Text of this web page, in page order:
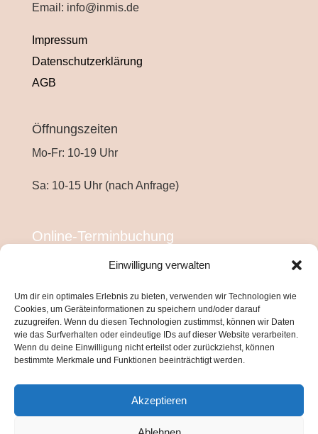
Einwilligung verwalten
Um dir ein optimales Erlebnis zu bieten, verwenden wir Technologien wie
Cookies, um Geräteinformationen zu speichern und/oder darauf
zuzugreifen. Wenn du diesen Technologien zustimmst, können wir Daten
wie das Surfverhalten oder eindeutige IDs auf dieser Website verarbeiten.
Wenn du deine Einwilligung nicht erteilst oder zurückziehst, können
bestimmte Merkmale und Funktionen beeinträchtigt werden.
Akzeptieren
e
Email: info@inmis.de
Impressum
Datenschutzerklärung
AGB
Öffnungszeiten
Mo-Fr: 10-19 Uhr
Sa: 10-15 Uhr (nach Anfrage)
Online-Terminbuchung